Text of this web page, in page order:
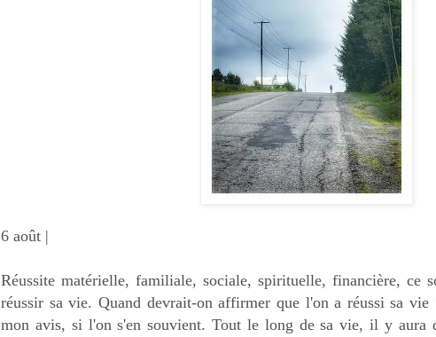
6 août |
Réussite matérielle, familiale, sociale, spirituelle, financière, ce
réussir sa vie. Quand devrait-on affirmer que l'on a réussi sa
mon avis, si l'on s'en souvient. Tout le long de sa vie, il y aura